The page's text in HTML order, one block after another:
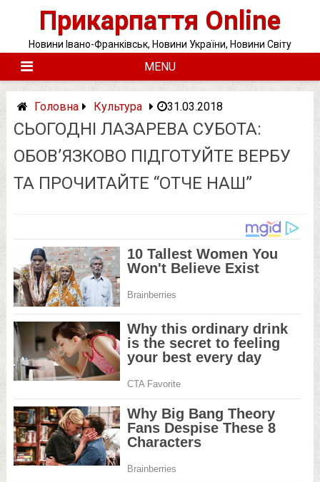
Прикарпаття Online
Новини Івано-Франківськ, Новини України, Новини Світу
MENU
Головна Культура 31.03.2018
СЬОГОДНІ ЛАЗАРЕВА СУБОТА:
ОБОВ’ЯЗКОВО ПІДГОТУЙТЕ ВЕРБУ
ТА ПРОЧИТАЙТЕ “ОТЧЕ НАШ”